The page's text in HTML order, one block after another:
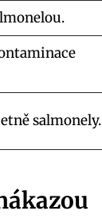
salmonely.